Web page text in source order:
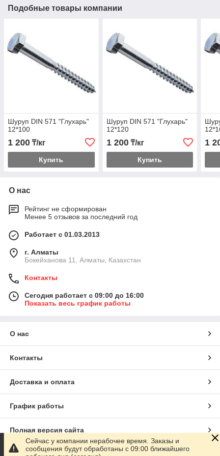
Подобные товары компании
Шуруп DIN 571 "Глухарь"
12*100
1 200 ₸/кг
Купить
Шуруп DIN 571 "Глухарь"
12*120
1 200₸/кг
Купить
1
О нас
Рейтинг не сформирован
Менее 5 отзывов за последний год
Работает с 01.03.2013
г. Алматы
Бокейханова 11, Алматы, Казахстан
Контакты
Сегодня работает с 09:00 до 16:00
Показать весь график работы
О нас
Контакты
Доставка и оплата
График работы
Полная версия сайта
Сайт создан на маркетплейсе
Сейчас у компании нерабочее время. Заказы и
сообщения будут обработаны с 09:00 ближайшего